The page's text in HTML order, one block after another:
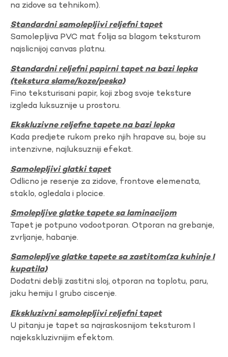
na zidove sa tehnikom).
Standardni samolepljivi reljefni tapet
Samolepljiva PVC mat folija sa blagom teksturom
najslicnijoj canvas platnu.
Standardni reljefni papirni tapet na bazi lepka
(tekstura slame/koze/peska)
Fino teksturisani papir, koji zbog svoje teksture
izgleda luksuznije u prostoru.
Ekskluzivne reljefne tapete na bazi lepka
Kada predjete rukom preko njih hrapave su, boje su
intenzivne, najluksuzniji efekat.
Samolepljivi glatki tapet
Odlicno je resenje za zidove, frontove elemenata,
staklo, ogledala i plocice.
Smolepljive glatke tapete sa laminacijom
Tapet je potpuno vodootporan. Otporan na grebanje,
zvrljanje, habanje.
Samolepljve glatke tapete sa zastitom(za kuhinje I
kupatila)
Dodatni deblji zastitni sloj, otporan na toplotu, paru,
jaku hemiju I grubo ciscenje.
Ekskluzivni samolepljivi reljefni tapet
U pitanju je tapet sa najraskosnijom teksturom I
najekskluzivnijim efektom.